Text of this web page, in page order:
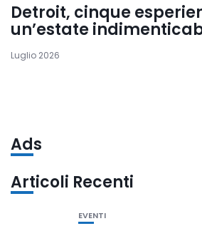
Detroit, cinque
un’estate
Luglio 2026
Ads
Articoli Recenti
EVENTI